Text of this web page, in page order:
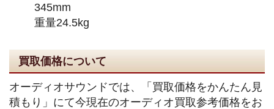
345mm
重量24.5kg
買取価格について
オーディオサウンドでは、「買取価格をかんたん見
積もり」にて今現在のオーディオ買取参考価格をお